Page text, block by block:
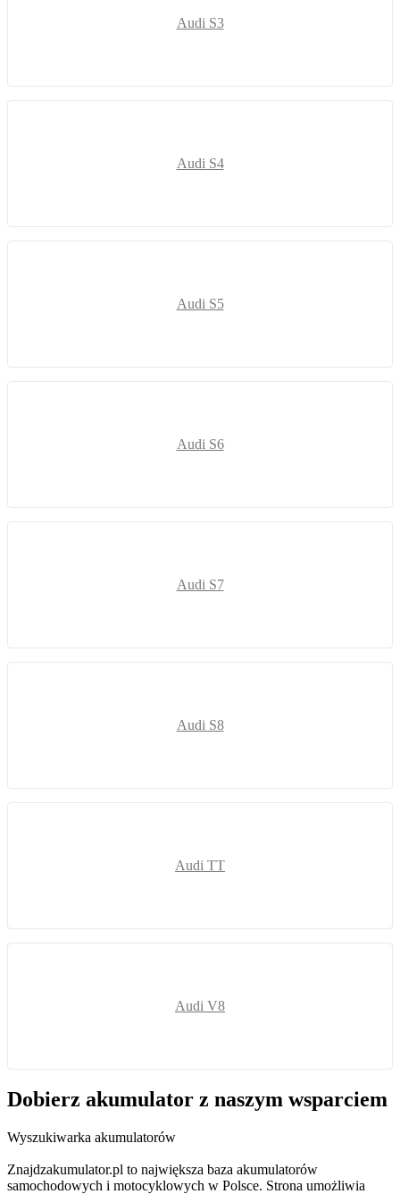
Audi S3
Audi S4
Audi S5
Audi S6
Audi S7
Audi S8
Audi TT
Audi V8
Dobierz akumulator z naszym wsparciem
Wyszukiwarka akumulatorów
Znajdzakumulator.pl to największa baza akumulatorów
samochodowych i motocyklowych w Polsce. Strona umożliwia